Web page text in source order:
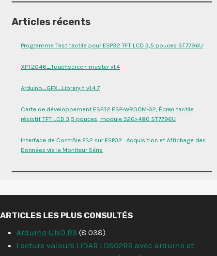
Articles récents
Programme Test tactile pour ESP32 TFT LCD 3,5 pouces ST7796U
XPT2046_Touchscreen-master v1.4
Arduino_GFX_Library.h v1.4.7
Carte de développement ESP32 ESP-WROOM-32, Écran tactile
résistif TFT LCD 3,5 pouces, module 320×480 ST7796U
Interface de Contrôle PS2 sur ESP32 : Acquisition et Affichage des
Données via le Moniteur Série
ARTICLES LES PLUS CONSULTÉS
Arduino UNO R3 (8 038)
Lecture valeurs LIDAR LDS02RR avec arduino et